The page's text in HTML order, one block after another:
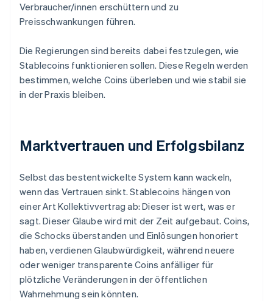
Verbraucher/innen erschüttern und zu
Preisschwankungen führen.
Die Regierungen sind bereits dabei festzulegen, wie
Stablecoins funktionieren sollen. Diese Regeln werden
bestimmen, welche Coins überleben und wie stabil sie
in der Praxis bleiben.
Marktvertrauen und Erfolgsbilanz
Selbst das bestentwickelte System kann wackeln,
wenn das Vertrauen sinkt. Stablecoins hängen von
einer Art Kollektivvertrag ab: Dieser ist wert, was er
sagt. Dieser Glaube wird mit der Zeit aufgebaut. Coins,
die Schocks überstanden und Einlösungen honoriert
haben, verdienen Glaubwürdigkeit, während neuere
oder weniger transparente Coins anfälliger für
plötzliche Veränderungen in der öffentlichen
Wahrnehmung sein könnten.